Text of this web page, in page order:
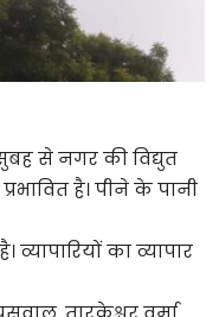
से नगर की विद्युत
है। पीने के पानी
का व्यापार